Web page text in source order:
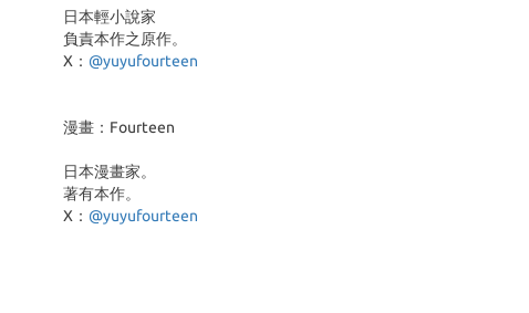
日本輕小說家
負責本作之原作。
X： @yuyufourteen
漫畫：Fourteen
日本漫畫家。
著有本作。
X： @yuyufourteen